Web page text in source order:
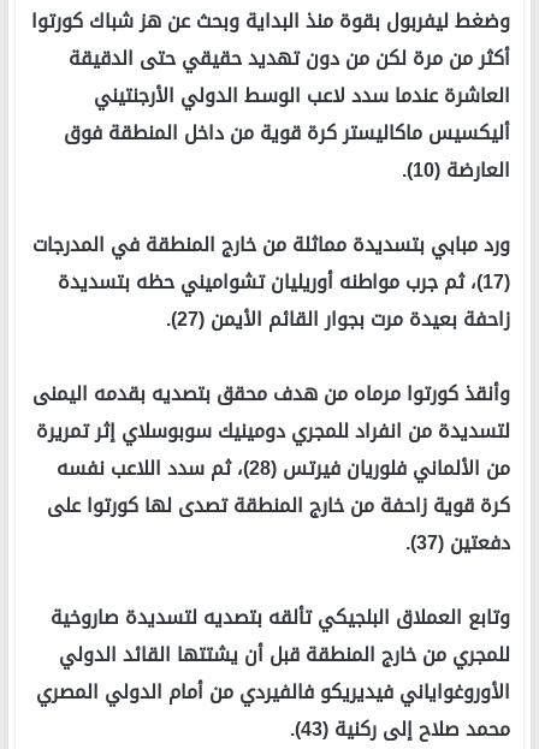
وضغط ليفربول بقوة منذ البداية وبحث عن هز شباك كورتوا
أكثر من مرة لكن من دون تهديد حقيقي حتى الدقيقة
العاشرة عندما سدد لاعب الوسط الدولي الأرجنتيني
أليكسيس ماكاليستر كرة قوية من داخل المنطقة فوق
العارضة (10).
ورد مبابي بتسديدة مماثلة من خارج المنطقة في المدرجات
(17)، ثم جرب مواطنه أوريليان تشواميني حظه بتسديدة
زاحفة بعيدة مرت بجوار القائم الأيمن (27).
وأنقذ كورتوا مرماه من هدف محقق بتصديه بقدمه اليمنى
لتسديدة من انفراد للمجري دومينيك سوبوسلاي إثر تمريرة
من الألماني فلوريان فيرتس (28)، ثم سدد اللاعب نفسه
كرة قوية زاحفة من خارج المنطقة تصدى لها كورتوا على
دفعتين (37).
وتابع العملاق البلجيكي تألقه بتصديه لتسديدة صاروخية
للمجري من خارج المنطقة قبل أن يشتتها القائد الدولي
الأوروغواياني فيديريكو فالفيردي من أمام الدولي المصري
محمد صلاح إلى ركنية (43).